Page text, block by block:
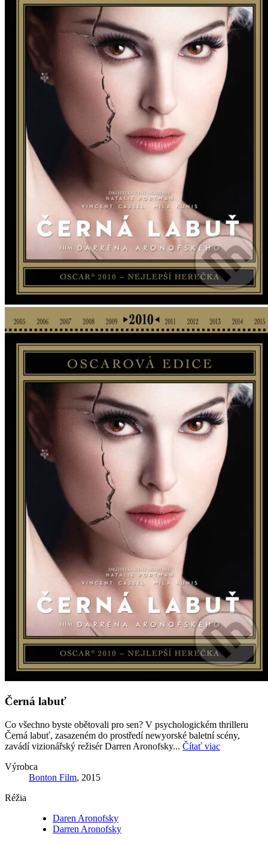
Černá labuť
Co všechno byste obětovali pro sen? V psychologickém thrilleru
Černá labuť, zasazeném do prostředí newyorské baletní scény,
zavádí vizionářský režisér Darren Aronofsky... Čítať viac
Výrobca
Bonton Film, 2015
Réžia
Daren Aronofsky
Darren Aronofsky